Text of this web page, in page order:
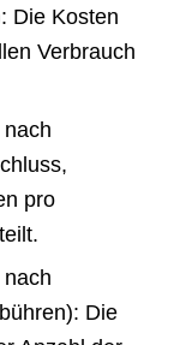
Die Kosten
Verbrauch
pro
Die